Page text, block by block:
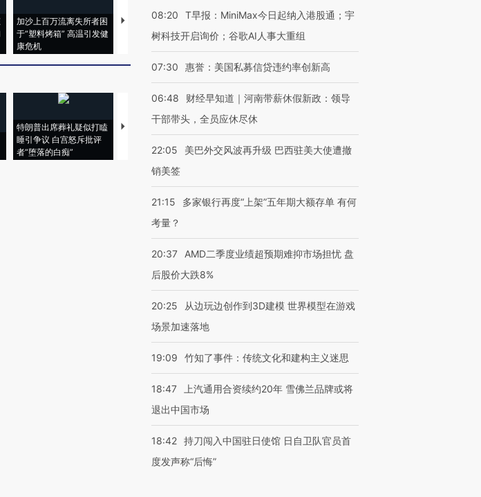
加沙上百万流离失所者困
于“塑料烤箱” 高温引发健
康危机
马航飞行员跨国走私7万
粒摇头丸 尿检体内含3种
泽连斯基密集出访美英 索
特朗普出席葬礼疑似打瞌
睡引争议 白宫怒斥批评
者“堕落的白痴”
视线｜全球最热百城独占
阿根廷3-0阿尔及利亚
兹奖得主的“非天才”拼图
08:20
T早报：MiniMax今日起纳入港股通；宇
树科技开启询价；谷歌AI人事大重组
07:30 惠誉：美国私募信贷违约率创新高
06:48
财经早知道｜河南带薪休假新政：领导
干部带头，全员应休尽休
22:05
美巴外交风波再升级 巴西驻美大使遭撤
销美签
21:15
多家银行再度“上架”五年期大额存单 有何
考量？
20:37
AMD二季度业绩超预期难抑市场担忧 盘
后股价大跌8%
20:25
从边玩边创作到3D建模 世界模型在游戏
场景加速落地
19:09 竹知了事件：传统文化和建构主义迷思
18:47
上汽通用合资续约20年 雪佛兰品牌或将
退出中国市场
18:42 持刀闯入中国驻日使馆 日自卫队官员首
度发声称“后悔”